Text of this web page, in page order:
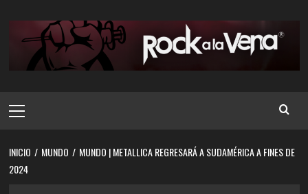
contenido
principal
INICIO MUNDO
MUNDO | METALLICA REGRESARÁ A SUDAMÉRICA A FINES DE
2024